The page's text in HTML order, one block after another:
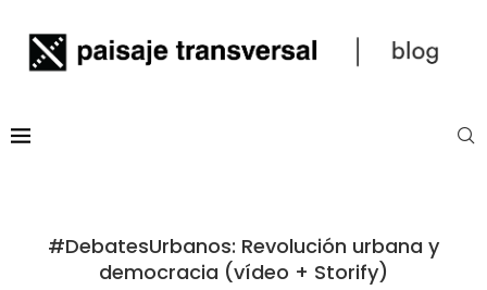
#DebatesUrbanos: Revolución urbana y
democracia (vídeo + Storify)